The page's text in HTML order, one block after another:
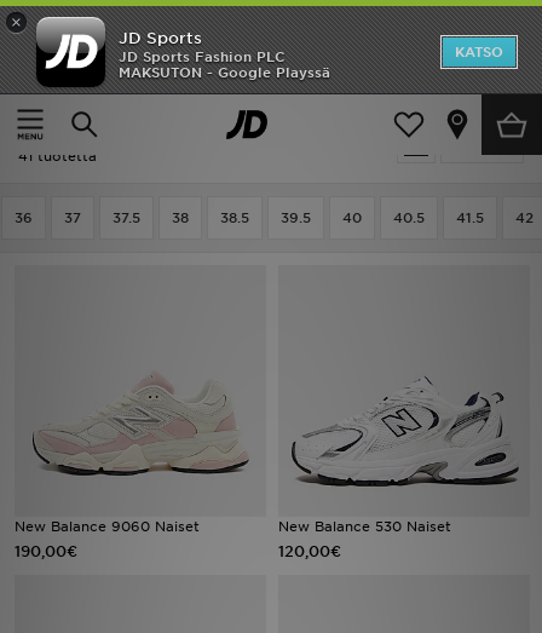
×
JD Sports
JD Sports Fashion PLC
MAKSUTON - Google Playssä
KATSO
Etusivu
Naiset Naisten kengät
Suodata
Naiset - New Balance Naisten kengät
41 tuotetta
36 37 37.5 38 38.5 39.5 40 40.5 41.5 42
New Balance 9060 Naiset
190,00€
New Balance 530 Naiset
120,00€
Etusivu
ALE
Uutuudet
Tuotemerkit